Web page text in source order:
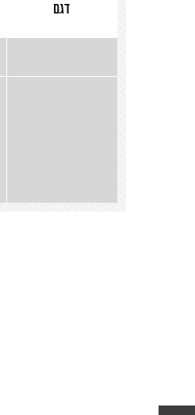
דגם